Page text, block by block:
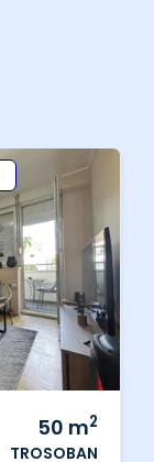
50 m2
TROSOBAN